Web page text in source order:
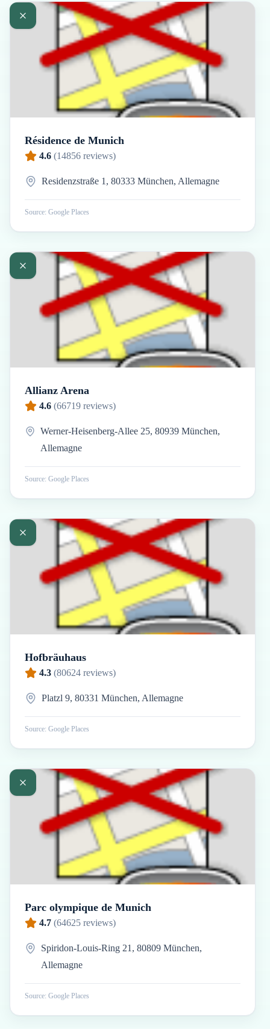
Résidence de Munich
4.6 (14856 reviews)
Residenzstraße 1, 80333 München, Allemagne
Source: Google Places
Allianz Arena
4.6 (66719 reviews)
Werner-Heisenberg-Allee 25, 80939 München,
Allemagne
Source: Google Places
Hofbräuhaus
4.3 (80624 reviews)
Platzl 9, 80331 München, Allemagne
Source: Google Places
Parc olympique de Munich
4.7 (64625 reviews)
Spiridon-Louis-Ring 21, 80809 München,
Allemagne
Source: Google Places